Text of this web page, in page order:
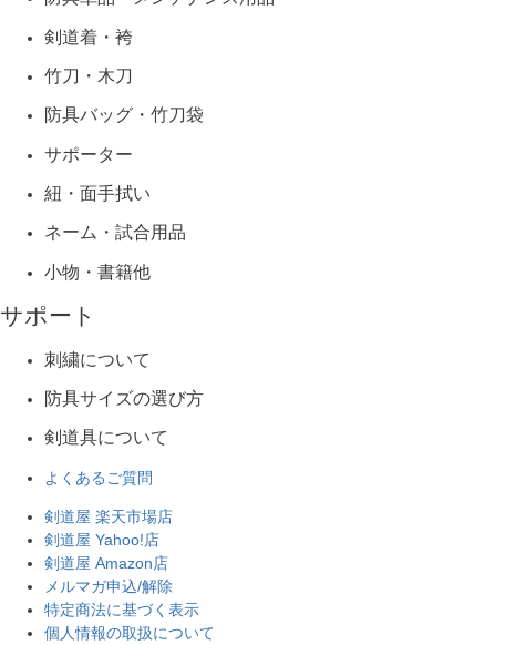
剣道着・袴
竹刀・木刀
防具バッグ・竹刀袋
サポーター
紐・面手拭い
ネーム・試合用品
小物・書籍他
サポート
刺繍について
防具サイズの選び方
剣道具について
よくあるご質問
剣道屋 楽天市場店
剣道屋 Yahoo!店
剣道屋 Amazon店
メルマガ申込/解除
特定商法に基づく表示
個人情報の取扱について